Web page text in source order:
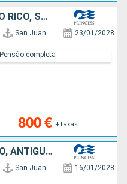
DOMINICA, GRENADA, PORTO RICO, SÃO TOMÁS, SÃO MARTINHO, ANTÍGUA E BARBUDA, SANTA LÚCIA, BARBADOS
San Juan 23/01/2028
800 € +Taxas
Pensão completa
SÃO TOMÁS, SÃO MARTINHO, ANTÍGUA E BARBUDA, BARBADOS, SANTA LÚCIA, DOMINICA, GRENADA, PORTO RICO
San Juan 16/01/2028